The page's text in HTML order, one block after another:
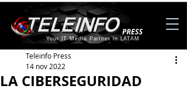
Your IT Media Partner in LATAM
LA CIBERSEGURIDAD
Teleinfo Press
14 nov 2022